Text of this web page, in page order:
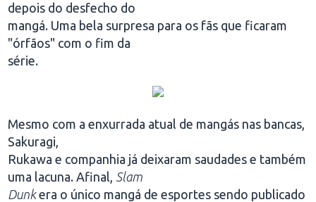
depois do desfecho do
mangá. Uma bela surpresa para os fãs que ficaram
"órfãos" com o fim da
série.
Mesmo com a enxurrada atual de mangás nas bancas,
Sakuragi,
Rukawa e companhia já deixaram saudades e também
uma lacuna. Afinal, Slam
Dunkera o único mangá de esportes sendo publicado